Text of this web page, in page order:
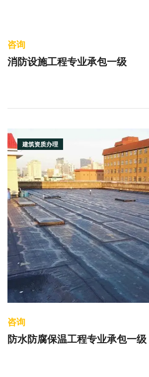
咨询
消防设施工程专业承包一级
建筑资质办理
咨询
防水防腐保温工程专业承包一级